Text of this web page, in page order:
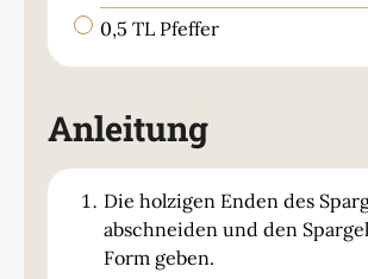
▢0,5 TL Pfeffer
Anleitung
Die holzigen Enden des
abschneiden und den
Form geben.